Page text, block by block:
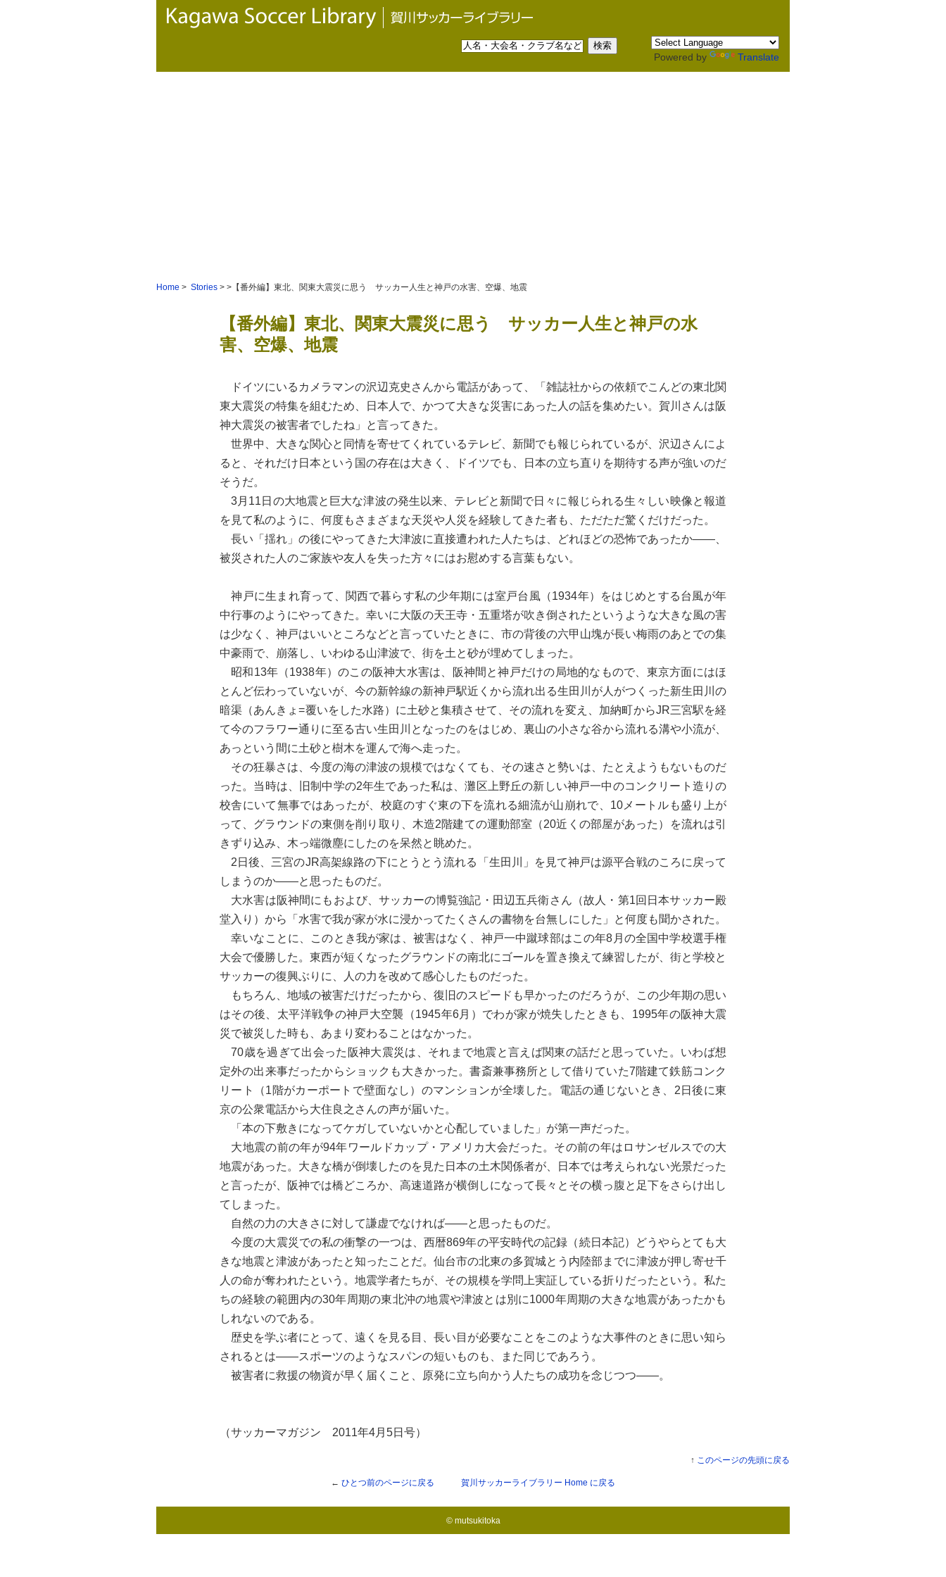
Powered by Translate
Home > Stories > >【番外編】東北、関東大震災に思う サッカー人生と神戸の水害、空爆、地震
【番外編】東北、関東大震災に思う サッカー人生と神戸の水
害、空爆、地震
ドイツにいるカメラマンの沢辺克史さんから電話があって、「雑誌社からの依頼でこんどの東北関
東大震災の特集を組むため、日本人で、かつて大きな災害にあった人の話を集めたい。賀川さんは阪
神大震災の被害者でしたね」と言ってきた。
世界中、大きな関心と同情を寄せてくれているテレビ、新聞でも報じられているが、沢辺さんによ
ると、それだけ日本という国の存在は大きく、ドイツでも、日本の立ち直りを期待する声が強いのだ
そうだ。
3月11日の大地震と巨大な津波の発生以来、テレビと新聞で日々に報じられる生々しい映像と報道
を見て私のように、何度もさまざまな天災や人災を経験してきた者も、ただただ驚くだけだった。
長い「揺れ」の後にやってきた大津波に直接遭われた人たちは、どれほどの恐怖であったか――、
被災された人のご家族や友人を失った方々にはお慰めする言葉もない。
神戸に生まれ育って、関西で暮らす私の少年期には室戸台風（1934年）をはじめとする台風が年
中行事のようにやってきた。幸いに大阪の天王寺・五重塔が吹き倒されたというような大きな風の害
は少なく、神戸はいいところなどと言っていたときに、市の背後の六甲山塊が長い梅雨のあとでの集
中豪雨で、崩落し、いわゆる山津波で、街を土と砂が埋めてしまった。
昭和13年（1938年）のこの阪神大水害は、阪神間と神戸だけの局地的なもので、東京方面にはほ
とんど伝わっていないが、今の新幹線の新神戸駅近くから流れ出る生田川が人がつくった新生田川の
暗渠（あんきょ=覆いをした水路）に土砂と集積させて、その流れを変え、加納町からJR三宮駅を経
て今のフラワー通りに至る古い生田川となったのをはじめ、裏山の小さな谷から流れる溝や小流が、
あっという間に土砂と樹木を運んで海へ走った。
その狂暴さは、今度の海の津波の規模ではなくても、その速さと勢いは、たとえようもないものだ
った。当時は、旧制中学の2年生であった私は、灘区上野丘の新しい神戸一中のコンクリート造りの
校舎にいて無事ではあったが、校庭のすぐ東の下を流れる細流が山崩れで、10メートルも盛り上が
って、グラウンドの東側を削り取り、木造2階建ての運動部室（20近くの部屋があった）を流れは引
きずり込み、木っ端微塵にしたのを呆然と眺めた。
2日後、三宮のJR高架線路の下にとうとう流れる「生田川」を見て神戸は源平合戦のころに戻って
しまうのか――と思ったものだ。
大水害は阪神間にもおよび、サッカーの博覧強記・田辺五兵衛さん（故人・第1回日本サッカー殿
堂入り）から「水害で我が家が水に浸かってたくさんの書物を台無しにした」と何度も聞かされた。
幸いなことに、このとき我が家は、被害はなく、神戸一中蹴球部はこの年8月の全国中学校選手権
大会で優勝した。東西が短くなったグラウンドの南北にゴールを置き換えて練習したが、街と学校と
サッカーの復興ぶりに、人の力を改めて感心したものだった。
もちろん、地域の被害だけだったから、復旧のスピードも早かったのだろうが、この少年期の思い
はその後、太平洋戦争の神戸大空襲（1945年6月）でわが家が焼失したときも、1995年の阪神大震
災で被災した時も、あまり変わることはなかった。
70歳を過ぎて出会った阪神大震災は、それまで地震と言えば関東の話だと思っていた。いわば想
定外の出来事だったからショックも大きかった。書斎兼事務所として借りていた7階建て鉄筋コンク
リート（1階がカーポートで壁面なし）のマンションが全壊した。電話の通じないとき、2日後に東
京の公衆電話から大住良之さんの声が届いた。
「本の下敷きになってケガしていないかと心配していました」が第一声だった。
大地震の前の年が94年ワールドカップ・アメリカ大会だった。その前の年はロサンゼルスでの大
地震があった。大きな橋が倒壊したのを見た日本の土木関係者が、日本では考えられない光景だった
と言ったが、阪神では橋どころか、高速道路が横倒しになって長々とその横っ腹と足下をさらけ出し
てしまった。
自然の力の大きさに対して謙虚でなければ――と思ったものだ。
今度の大震災での私の衝撃の一つは、西暦869年の平安時代の記録（続日本記）どうやらとても大
きな地震と津波があったと知ったことだ。仙台市の北東の多賀城とう内陸部までに津波が押し寄せ千
人の命が奪われたという。地震学者たちが、その規模を学問上実証している折りだったという。私た
ちの経験の範囲内の30年周期の東北沖の地震や津波とは別に1000年周期の大きな地震があったかも
しれないのである。
歴史を学ぶ者にとって、遠くを見る目、長い目が必要なことをこのような大事件のときに思い知ら
されるとは――スポーツのようなスパンの短いものも、また同じであろう。
被害者に救援の物資が早く届くこと、原発に立ち向かう人たちの成功を念じつつ――。
（サッカーマガジン 2011年4月5日号）
↑ このページの先頭に戻る
← ひとつ前のページに戻る 賀川サッカーライブラリー Home に戻る
© mutsukitoka